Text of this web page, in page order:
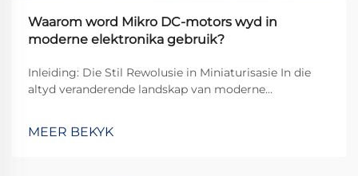
Waarom word Mikro DC-motors wyd in
moderne elektronika gebruik?
Inleiding: Die Stil Rewolusie in Miniaturisasie In die
altyd veranderende landskap van moderne
interaksies dryf. Van die subtiele vibrasie in s...
MEER BEKYK